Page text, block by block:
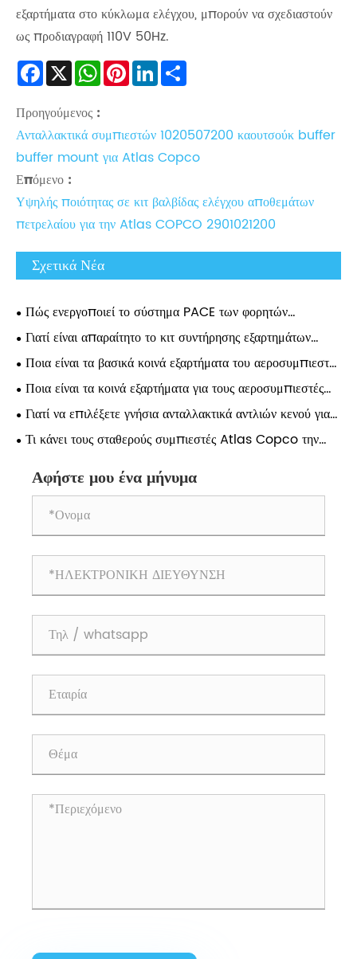
εξαρτήματα στο κύκλωμα ελέγχου, μπορούν να σχεδιαστούν
ως προδιαγραφή 110V 50Hz.
Facebook
X WhatsApp
Pinterest
LinkedIn
Προηγούμενος :
Ανταλλακτικά συμπιεστών 1020507200 καουτσούκ buffer
buffer mount για Atlas Copco
Επόμενο :
Υψηλής ποιότητας σε κιτ βαλβίδας ελέγχου αποθεμάτων
πετρελαίου για την Atlas COPCO 2901021200
Σχετικά Νέα
Πώς ενεργοποιεί το σύστημα PACE των φορητών
συμπιεστών Atlas Copco τις ρυθμίσεις πίεσης 0,1 Bar;
Γιατί είναι απαραίτητο το κιτ συντήρησης εξαρτημάτων
αεροσυμπιεστή Atlas για τη μακροπρόθεσμη απόδοση του
συμπιεστή;
Ποια είναι τα βασικά κοινά εξαρτήματα του αεροσυμπιεστή
Atlas και γιατί έχουν σημασία;
Ποια είναι τα κοινά εξαρτήματα για τους αεροσυμπιεστές
Atlas;
Γιατί να επιλέξετε γνήσια ανταλλακτικά αντλιών κενού για
μακροπρόθεσμη απόδοση;
Τι κάνει τους σταθερούς συμπιεστές Atlas Copco την
Αφήστε μου ένα μήνυμα